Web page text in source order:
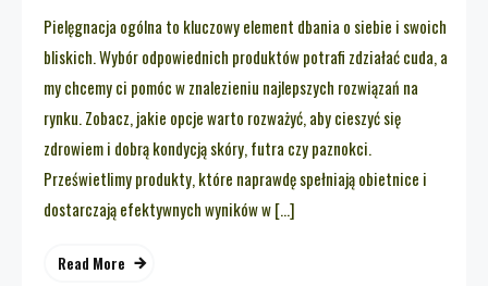
Pielęgnacja ogólna to kluczowy element dbania o siebie i swoich
bliskich. Wybór odpowiednich produktów potrafi zdziałać cuda, a
my chcemy ci pomóc w znalezieniu najlepszych rozwiązań na
rynku. Zobacz, jakie opcje warto rozważyć, aby cieszyć się
zdrowiem i dobrą kondycją skóry, futra czy paznokci.
Prześwietlimy produkty, które naprawdę spełniają obietnice i
dostarczają efektywnych wyników w […]
Read More